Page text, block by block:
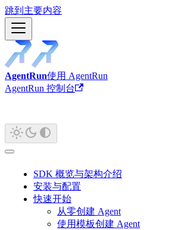
跳到主要内容
AgentRun使用 AgentRun
AgentRun 控制台
SDK 概览与架构介绍
安装与配置
快速开始
从零创建 Agent
使用模板创建 Agent